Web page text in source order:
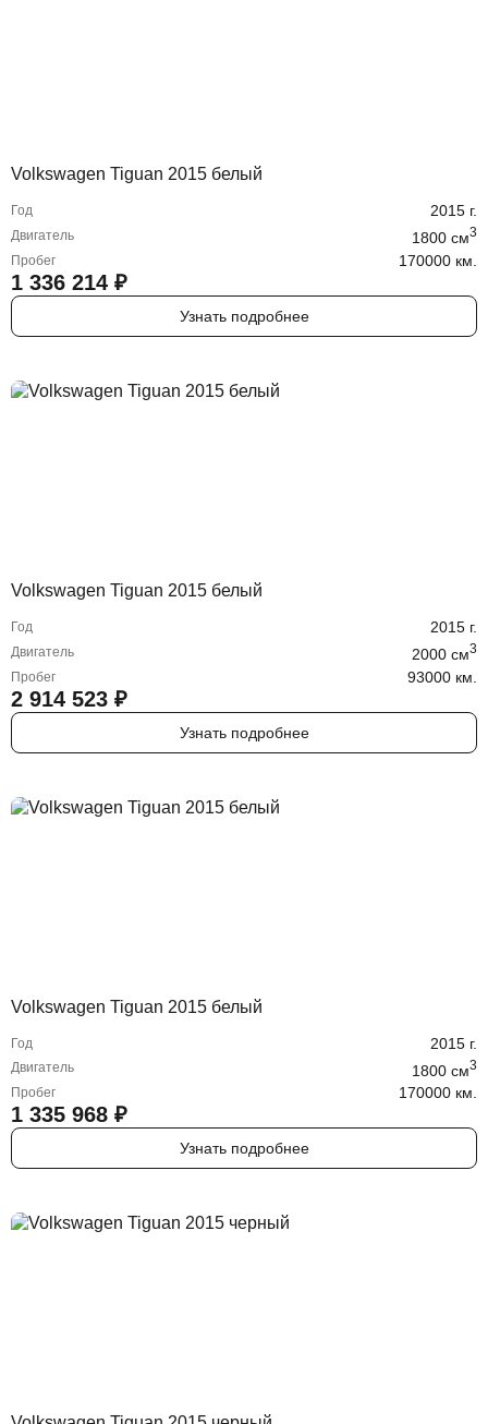
Volkswagen Tiguan 2015 белый
Год 2015 г.
Двигатель 1800 cм3
Пробег 170000 км.
1 336 214 ₽
Узнать подробнее
Volkswagen Tiguan 2015 белый
Год 2015 г.
Двигатель 2000 cм3
Пробег 93000 км.
2 914 523 ₽
Узнать подробнее
Volkswagen Tiguan 2015 белый
Год 2015 г.
Двигатель 1800 cм3
Пробег 170000 км.
1 335 968 ₽
Узнать подробнее